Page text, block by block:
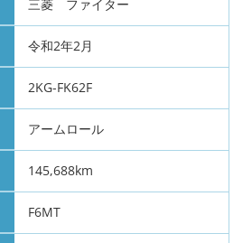
三菱 ファイター
令和2年2月
2KG-FK62F
アームロール
145,688km
F6MT